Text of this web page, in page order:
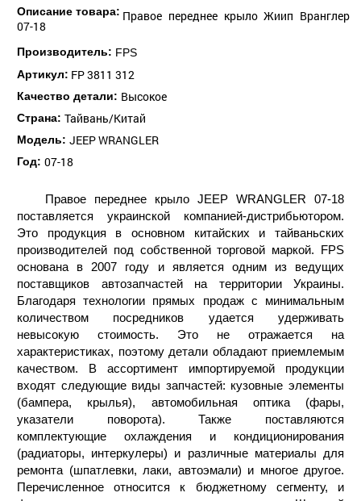
Описание товара: Правое переднее крыло Жиип Вранглер
07-18
Производитель: FPS
Артикул: FP 3811 312
Качество детали: Высокое
Страна: Тайвань/Китай
Модель: JEEP WRANGLER
Год: 07-18
Правое переднее крыло JEEP WRANGLER 07-18
поставляется украинской компанией-дистрибьютором.
Это продукция в основном китайских и тайваньских
производителей под собственной торговой маркой. FPS
основана в 2007 году и является одним из ведущих
поставщиков автозапчастей на территории Украины.
Благодаря технологии прямых продаж с минимальным
количеством посредников удается удерживать
невысокую стоимость. Это не отражается на
характеристиках, поэтому детали обладают приемлемым
качеством. В ассортимент импортируемой продукции
входят следующие виды запчастей: кузовные элементы
(бампера, крылья), автомобильная оптика (фары,
указатели поворота). Также поставляются
комплектующие охлаждения и кондиционирования
(радиаторы, интеркулеры) и различные материалы для
ремонта (шпатлевки, лаки, автоэмали) и многое другое.
Перечисленное относится к бюджетному сегменту, и